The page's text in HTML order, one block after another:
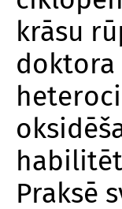
krāsu
doktora
Praksē